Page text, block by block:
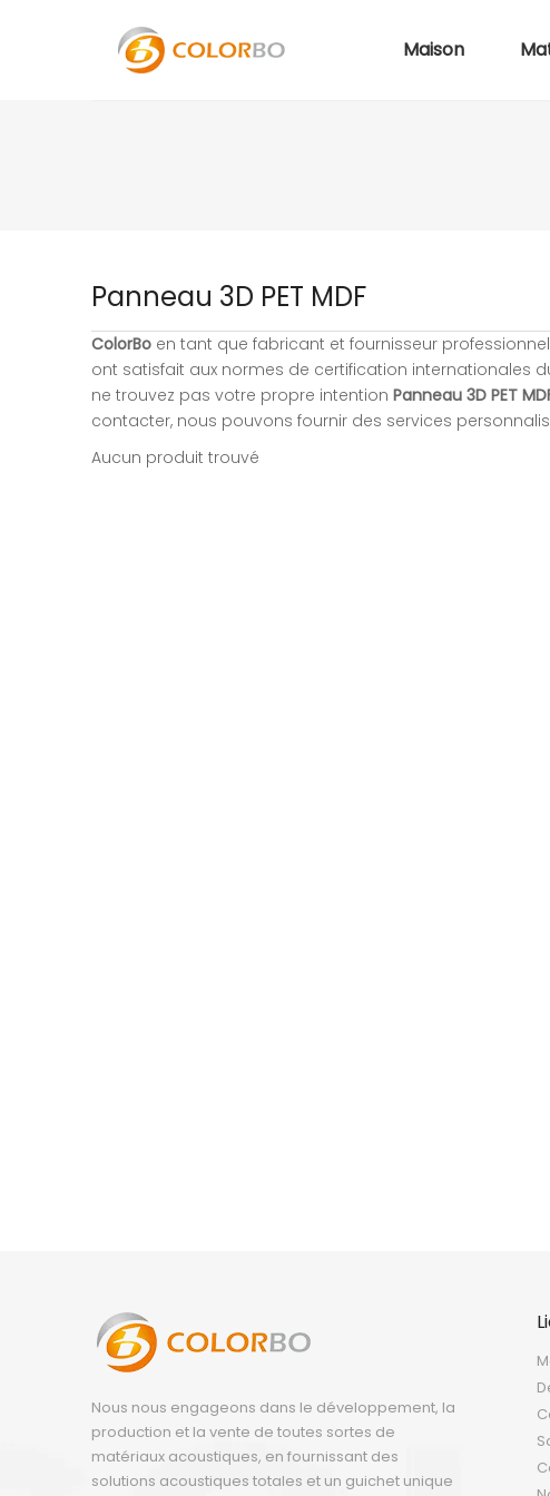
Maison
Panneau 3D PET MDF
ColorBo en tant que fabricant et fournisseur
ont satisfait aux normes de certification internationales
ne trouvez pas votre propre intention Panneau 3D PET
contacter, nous pouvons fournir des services
Aucun produit trouvé
Nous nous engageons dans le développement, la
production et la vente de toutes sortes de
matériaux acoustiques, en fournissant des
solutions acoustiques totales et un guichet unique